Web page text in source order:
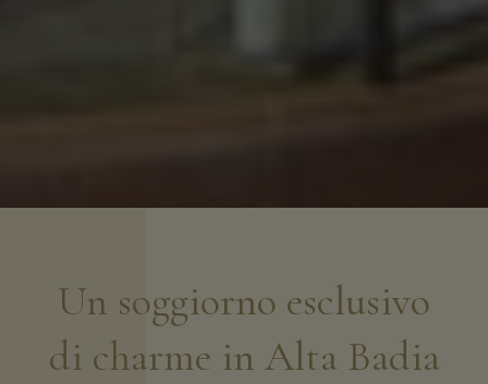
Un soggiorno esclusivo
di charme in Alta Badia